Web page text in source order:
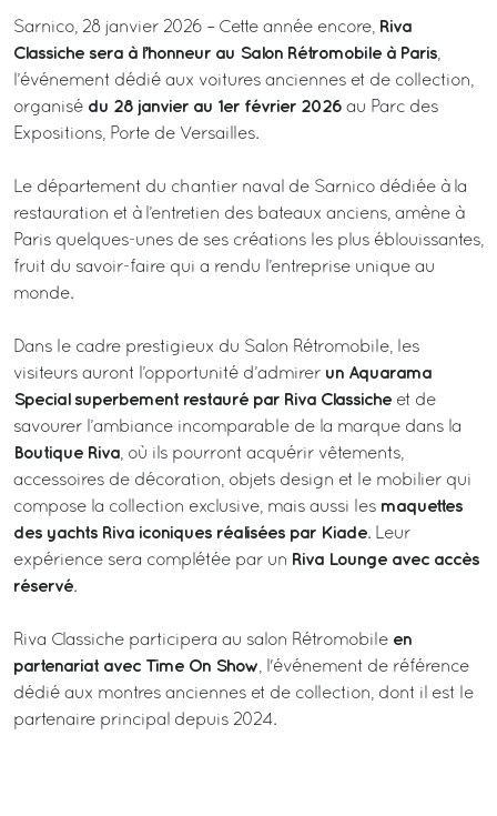
Sarnico, 28 janvier 2026 – Cette année encore, Riva
Classiche sera à l’honneur au Salon Rétromobile à Paris
l’événement dédié aux voitures anciennes et de collection,
organisé du 28 janvier au 1er février 2026 au Parc des
Expositions, Porte de Versailles.
Le département du chantier naval de Sarnico dédiée à la
restauration et à l’entretien des bateaux anciens, amène à
Paris quelques-unes de ses créations les plus éblouissantes,
fruit du savoir-faire qui a rendu l’entreprise unique au
monde.
Dans le cadre prestigieux du Salon Rétromobile, les
visiteurs auront l’opportunité d’admirer un Aquarama
Special superbement restauré par Riva Classiche et de
savourer l’ambiance incomparable de la marque dans la
Boutique Riva , où ils pourront acquérir vêtements,
accessoires de décoration, objets design et le mobilier qui
compose la collection exclusive, mais aussi les maquettes
des yachts Riva iconiques réalisées par Kiade. Leur
expérience sera complétée par un Riva Lounge avec accès
réservé.
Riva Classiche participera au salon Rétromobile en
partenariat avec Time On Show , l'événement de référence
dédié aux montres anciennes et de collection, dont il est le
partenaire principal depuis 2024.